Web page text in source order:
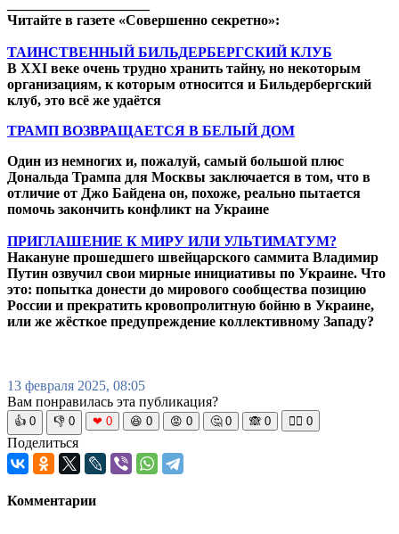
Читайте в газете «Совершенно секретно»:
ТАИНСТВЕННЫЙ БИЛЬДЕРБЕРГСКИЙ КЛУБ
В XXI веке очень трудно хранить тайну, но некоторым
организациям, к которым относится и Бильдербергский
клуб, это всё же удаётся
ТРАМП ВОЗВРАЩАЕТСЯ В БЕЛЫЙ ДОМ
Один из немногих и, пожалуй, самый большой плюс
Дональда Трампа для Москвы заключается в том, что в
отличие от Джо Байдена он, похоже, реально пытается
помочь закончить конфликт на Украине
ПРИГЛАШЕНИЕ К МИРУ ИЛИ УЛЬТИМАТУМ?
Накануне прошедшего швейцарского саммита Владимир
Путин озвучил свои мирные инициативы по Украине. Что
это: попытка донести до мирового сообщества позицию
России и прекратить кровопролитную бойню в Украине,
или же жёсткое предупреждение коллективному Западу?
13 февраля 2025, 08:05
Вам понравилась эта публикация?
👍 0 👎 0 ❤ 0 😆 0 😡 0 🤔 0 🙈 0 🧘‍♀️ 0
Поделиться
Комментарии